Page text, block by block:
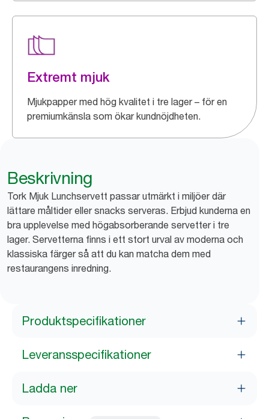
Extremt mjuk
Mjukpapper med hög kvalitet i tre lager – för en
premiumkänsla som ökar kundnöjdheten.
Beskrivning
Tork Mjuk Lunchservett passar utmärkt i miljöer där
lättare måltider eller snacks serveras. Erbjud kunderna en
bra upplevelse med högabsorberande servetter i tre
lager. Servetterna finns i ett stort urval av moderna och
klassiska färger så att du kan matcha dem med
restaurangens inredning.
Produktspecifikationer
Leveransspecifikationer
Ladda ner